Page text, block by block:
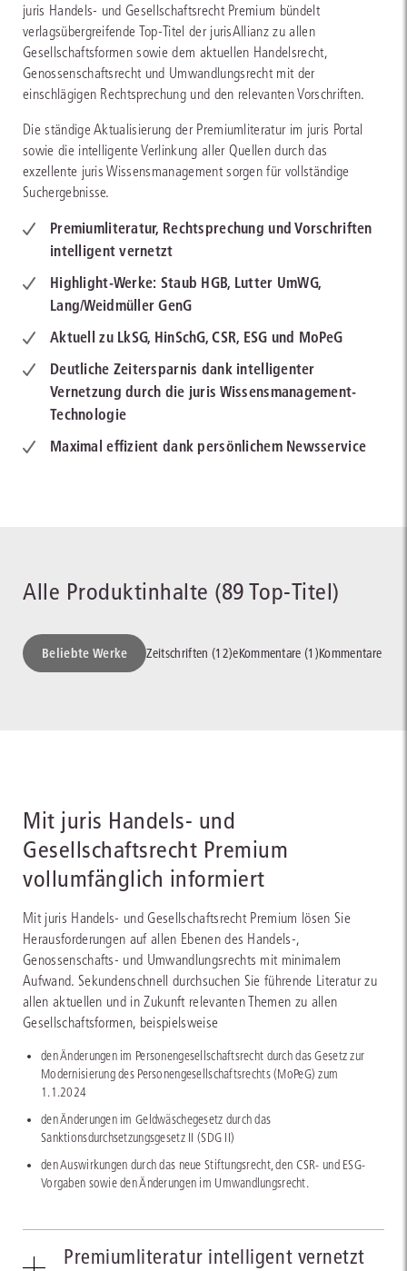
juris Handels- und Gesellschaftsrecht Premium bündelt
verlagsübergreifende Top-Titel der jurisAllianz zu allen
Gesellschaftsformen sowie dem aktuellen Handelsrecht,
Genossenschaftsrecht und Umwandlungsrecht mit der
einschlägigen Rechtsprechung und den relevanten Vorschriften.
Die ständige Aktualisierung der Premiumliteratur im juris Portal
sowie die intelligente Verlinkung aller Quellen durch das
exzellente juris Wissensmanagement sorgen für vollständige
Suchergebnisse.
Premiumliteratur, Rechtsprechung und Vorschriften
intelligent vernetzt
Highlight-Werke: Staub HGB, Lutter UmWG,
Lang/Weidmüller GenG
Aktuell zu LkSG, HinSchG, CSR, ESG und MoPeG
Deutliche Zeitersparnis dank intelligenter
Vernetzung durch die juris Wissensmanagement-
Technologie
Maximal effizient dank persönlichem Newsservice
Alle Produktinhalte (89 Top-Titel)
Beliebte Werke Zeitschriften (12)eKommentare (1)Kommentare (16)
Mit juris Handels- und
Gesellschaftsrecht Premium
vollumfänglich informiert
Mit juris Handels- und Gesellschaftsrecht Premium lösen Sie
Herausforderungen auf allen Ebenen des Handels-,
Genossenschafts- und Umwandlungsrechts mit minimalem
Aufwand. Sekundenschnell durchsuchen Sie führende Literatur zu
allen aktuellen und in Zukunft relevanten Themen zu allen
Gesellschaftsformen, beispielsweise
den Änderungen im Personengesellschaftsrecht durch das Gesetz zur
Modernisierung des Personengesellschaftsrechts (MoPeG) zum
1.1.2024
den Änderungen im Geldwäschegesetz durch das
Sanktionsdurchsetzungsgesetz II (SDG II)
den Auswirkungen durch das neue Stiftungsrecht, den CSR- und ESG-
Vorgaben sowie den Änderungen im Umwandlungsrecht.
Premiumliteratur intelligent vernetzt